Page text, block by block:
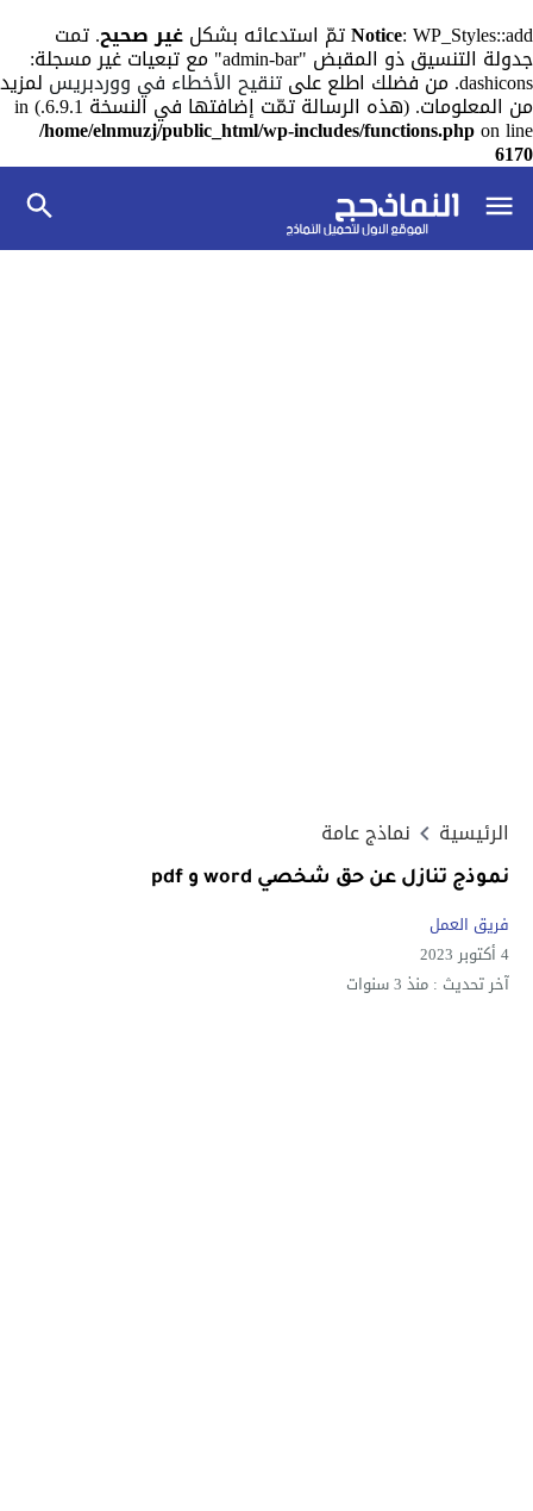
Notice: WP_Styles::add تمّ استدعائه بشكل غير صحيح. تمت
جدولة التنسيق ذو المقبض "admin-bar" مع تبعيات غير مسجلة:
dashicons. من فضلك اطلع على تنقيح الأخطاء في ووردبريس لمزيد
من المعلومات. (هذه الرسالة تمّت إضافتها في النسخة 6.9.1.) in
/home/elnmuzj/public_html/wp-includes/functions.phpon line
6170
الرئيسية نماذج عامة
نموذج تنازل عن حق شخصي word و pdf
فريق العمل
4 أكتوبر 2023
آخر تحديث : منذ 3 سنوات